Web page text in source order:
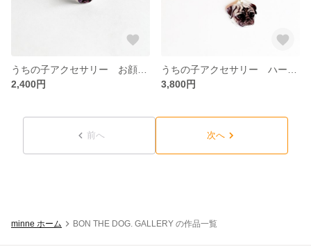
2,400円
3,800円
前へ 次へ
minne ホーム BON THE DOG. GALLERY の作品一覧